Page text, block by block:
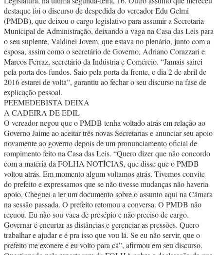
destaque foi o discurso de despedida do vereador Edu Gelmi
(PMDB), que deixou o cargo legislativo para assumir a Secretaria
Municipal de Administração, deixando a vaga na Casa das Leis para
o seu suplente, Valdinei Jovem, que estava no plenário, junto com a
esposa, assim como o secretário de Governo, Adriano Corazzari e
Marcos Ferraz, secretário da Indústria e Comércio. “Jamais sairei
pela porta dos fundos. Saio pela porta da frente, e dia 2 de abril de
2016 estarei de volta”, garantiu ao fechar o seu discurso na fase de
explicação pessoal.
PEEMEDEBISTA DEIXA
A CADEIRA DE EDIL
O vereador negou que o PMDB tenha voltado atrás em relação ao
Governo Jaime ao aceitar três novas Secretarias e anunciar seu apoio
novamente ao governo depois de um pronunciamento oficial de
rompimento feito na Casa das Leis. “Quero dizer que não concordo
com a matéria da FOLHA NOTÍCIAS, que disse que o PMDB
voltou atrás. Em momento algum voltamos atrás. Tivemos convite
do prefeito e expressamos que se não tivesse mudanças não haveria
apoio. Cheguei a ler um documento sobre o assunto aqui na Câmara
na sessão passada. O prefeito retomou a conversa. O PMDB não
recuou. Eu não sou vaca de presépio e não preciso de cargo.
Governar é encurtar as distâncias e gerenciar as pressões. Quero
trabalhar e ajudar e é pra isso que vou lá. Se eu não servir, que o
prefeito me exonere e eu volto para cá”, afirmou em seu discurso.